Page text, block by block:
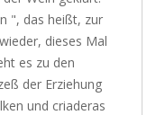
", das heißt, zur
dieses Mal
es zu den
der Erziehung
und criaderas